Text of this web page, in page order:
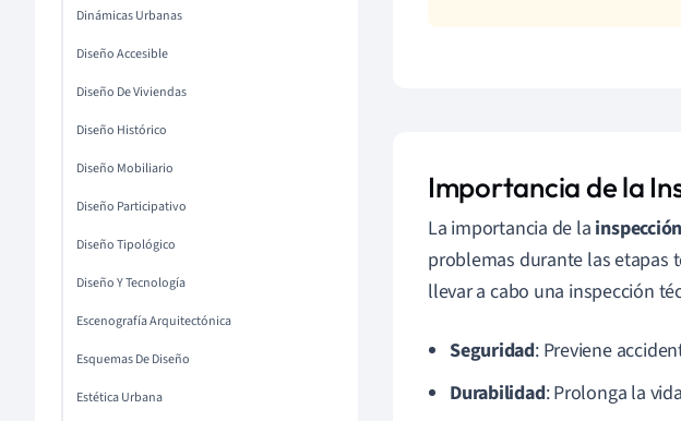
Dinámicas Urbanas
Diseño Accesible
Diseño De Viviendas
Diseño Histórico
Diseño Mobiliario
Diseño Participativo
Diseño Tipológico
Diseño Y Tecnología
Escenografía Arquitectónica
Esquemas De Diseño
Estética Urbana
Importancia de la
La importancia de la
problemas durante las etapas
llevar a cabo una inspección
Seguridad: Previene
Durabilidad: Prolonga la